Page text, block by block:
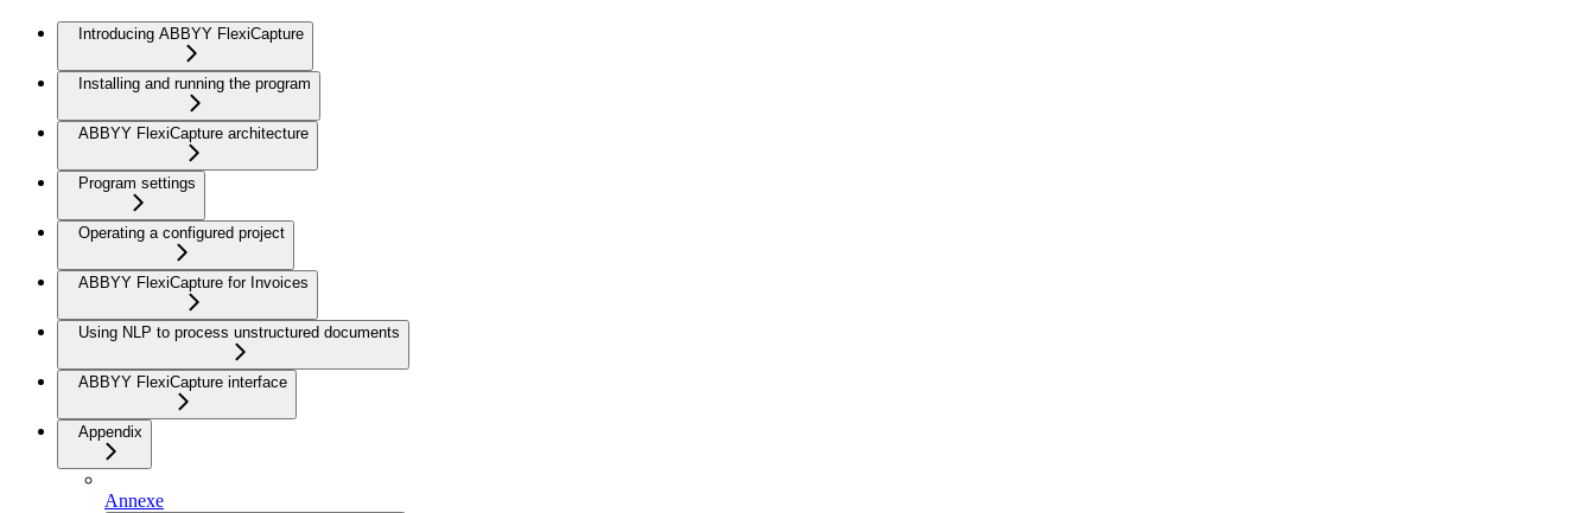
Introducing ABBYY FlexiCapture
Installing and running the program
ABBYY FlexiCapture architecture
Program settings
Operating a configured project
ABBYY FlexiCapture for Invoices
Using NLP to process unstructured documents
ABBYY FlexiCapture interface
Appendix
Annexe